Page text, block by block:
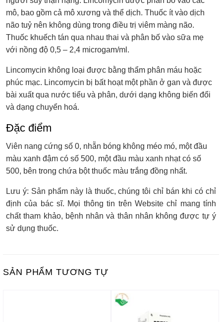
mô, bao gồm cả mô xương và thể dịch. Thuốc ít vào dịch
não tuỷ nên không dùng trong điều trị viêm màng não.
Thuốc khuếch tán qua nhau thai và phân bố vào sữa mẹ
với nồng độ 0,5 – 2,4 microgam/ml.
Lincomycin không loại được bằng thẩm phân máu hoặc
phúc mạc. Lincomycin bị bất hoạt một phần ở gan và được
bài xuất qua nước tiểu và phân, dưới dạng không biến đổi
và dạng chuyển hoá.
Đặc điểm
Viên nang cứng số 0, nhẵn bóng không méo mó, một đầu
màu xanh đậm có số 500, một đầu màu xanh nhạt có số
500, bên trong chứa bột thuốc màu trắng đồng nhất.
Lưu ý: Sản phẩm này là thuốc, chúng tôi chỉ bán khi có chỉ
định của bác sĩ. Mọi thông tin trên Website chỉ mang tính
chất tham khảo, bệnh nhân và thân nhân không được tự ý
sử dụng thuốc.
SẢN PHẨM TƯƠNG TỰ